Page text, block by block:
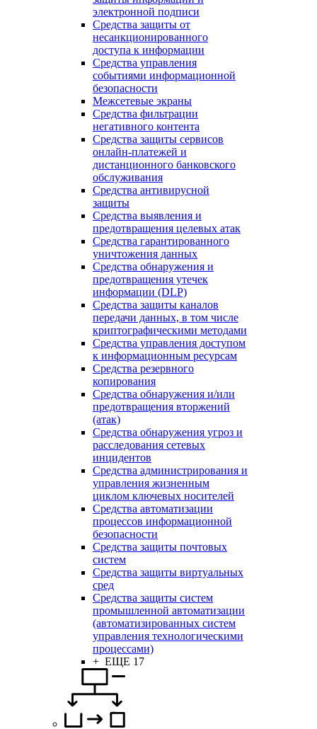
электронной подписи
Средства защиты от
несанкционированного
доступа к информации
Средства управления
событиями информационной
безопасности
Межсетевые экраны
Средства фильтрации
негативного контента
Средства защиты сервисов
онлайн-платежей и
дистанционного банковского
обслуживания
Средства антивирусной
защиты
Средства выявления и
предотвращения целевых атак
Средства гарантированного
уничтожения данных
Средства обнаружения и
предотвращения утечек
информации (DLP)
Средства защиты каналов
передачи данных, в том числе
криптографическими методами
Средства управления доступом
к информационным ресурсам
Средства резервного
копирования
Средства обнаружения и/или
предотвращения вторжений
(атак)
Средства обнаружения угроз и
расследования сетевых
инцидентов
Средства администрирования и
управления жизненным
циклом ключевых носителей
Средства автоматизации
процессов информационной
безопасности
Средства защиты почтовых
систем
Средства защиты виртуальных
сред
Средства защиты систем
промышленной автоматизации
(автоматизированных систем
управления технологическими
процессами)
+ ЕЩЕ 17